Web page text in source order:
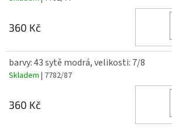
360 Kč
barvy: 43 sytě modrá, velikosti: 7/8
Skladem | 7782/87
360 Kč